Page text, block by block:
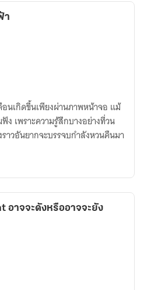
า
นเกิดขึ้นเพียงผ่านภาพหน้าจอ แม้
เพราะความรู้สึกบางอย่างที่วน
าวอันยากจะบรรจบกำลังหวนคืนมา
อาจจะดังหรืออาจจะยัง